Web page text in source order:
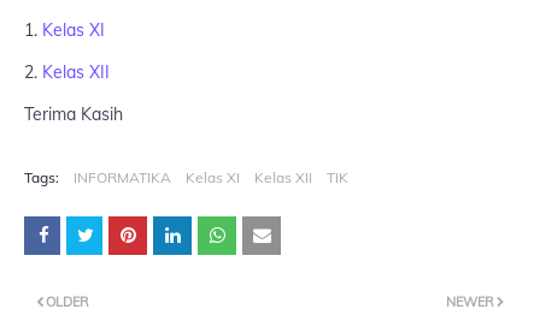
1. Kelas XI
2. Kelas XII
Terima Kasih
Tags: INFORMATIKA Kelas XI Kelas XII TIK
NEWER
OLDER